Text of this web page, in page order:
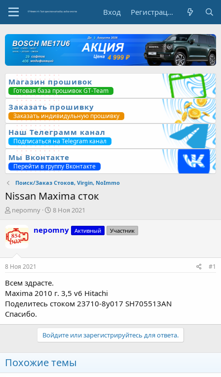
Вход Регистрация
Магазин прошивок
Готовая база прошивок GT-Team
Заказать прошивку
Заказать индивидульную прошивку
Наш Телеграмм канал
Подписаться на Telegram канал
Мы Вконтакте
Перейти в группу Вконтакте
Поиск/Заказ Стоков, Virgin, NoImmo
Nissan Maxima сток
А
т
о
р
е
м
ы
nepomny
Д
т
8 Ноя 2021
nepomny Активный Участник
8 Ноя 2021 #1
Всем здрасте.
Maxima 2010 г. 3,5 v6 Hitachi
Поделитесь стоком 23710-8y017 SH705513AN
Спасибо.
Войдите или зарегистрируйтесь для ответа.
Похожие темы